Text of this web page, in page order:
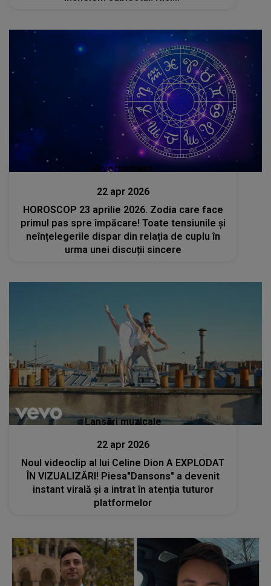
Divertisment
22 apr 2026
HOROSCOP 23 aprilie 2026. Zodia care face
primul pas spre împăcare! Toate tensiunile și
neînțelegerile dispar din relația de cuplu în
urma unei discuții sincere
Lansări muzicale
22 apr 2026
Noul videoclip al lui Celine Dion A EXPLODAT
ÎN VIZUALIZĂRI! Piesa"Dansons" a devenit
instant virală și a intrat în atenția tuturor
platformelor